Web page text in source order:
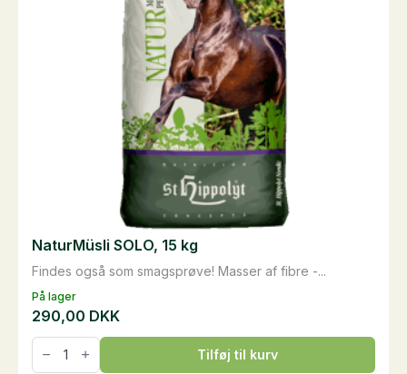
På lager
Findes også som smagsprøve! Masser af fibre -...
NaturMüsli SOLO, 15 kg
290,00 DKK
NaturMüsli
SOLO,
Tilføj til kurv